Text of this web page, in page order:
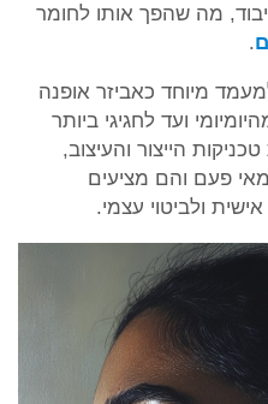
מה שהפך אותו לחומר
.
מיוחד כאביזר אופנה
ועד לחגיגי ביותר
הייצור והעיצוב,
מאי פעם והם מציעים
ולביטוי עצמי.